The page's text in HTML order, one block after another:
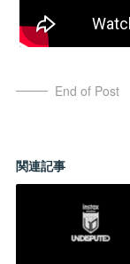
End of Post
関連記事